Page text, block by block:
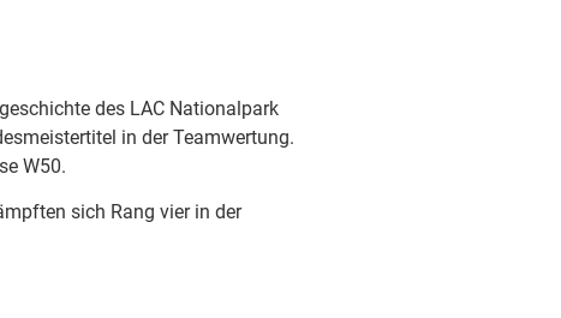
des LAC Nationalpark
in der Teamwertung.
W50.
sich Rang vier in der